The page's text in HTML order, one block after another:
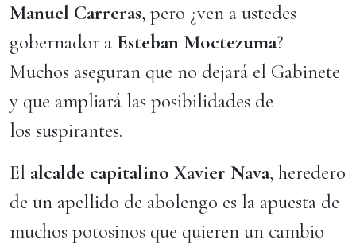
Manuel Carreras, pero ¿ven a ustedes
gobernador a Esteban Moctezuma?
Muchos aseguran que no dejará el Gabinete
y que ampliará las posibilidades de
los suspirantes.
El alcalde capitalino Xavier Nava, heredero
de un apellido de abolengo es la apuesta de
muchos potosinos que quieren un cambio